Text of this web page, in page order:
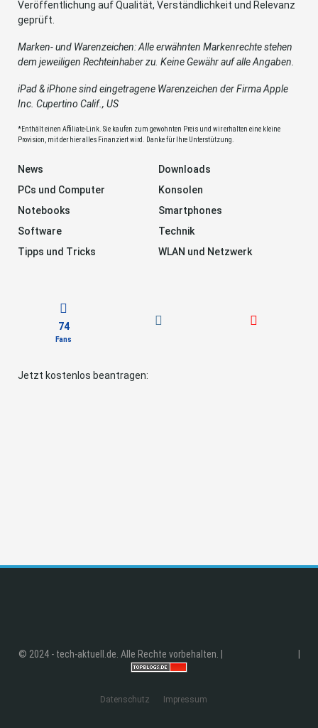
Veröffentlichung auf Qualität, Verständlichkeit und Relevanz
geprüft.
Marken- und Warenzeichen: Alle erwähnten Markenrechte stehen
dem jeweiligen Rechteinhaber zu. Keine Gewähr auf alle Angaben.
iPad & iPhone sind eingetragene Warenzeichen der Firma Apple
Inc. Cupertino Calif., US
*Enthält einen Affiliate-Link. Sie kaufen zum gewohnten Preis und wir erhalten eine kleine
Provision, mit der hier alles Finanziert wird. Danke für Ihre Unterstützung.
News
Downloads
PCs und Computer
Konsolen
Notebooks
Smartphones
Software
Technik
Tipps und Tricks
WLAN und Netzwerk
74
Fans
Jetzt kostenlos beantragen:
© 2024 - tech-aktuell.de. Alle Rechte vorbehalten. |
Datenschutz Impressum